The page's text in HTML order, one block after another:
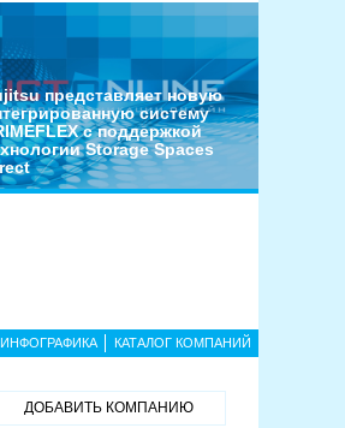
представляет новую
систему
с поддержкой
Storage Spaces
ИНФОГРАФИКА КАТАЛОГ КОМПАНИЙ
ДОБАВИТЬ КОМПАНИЮ